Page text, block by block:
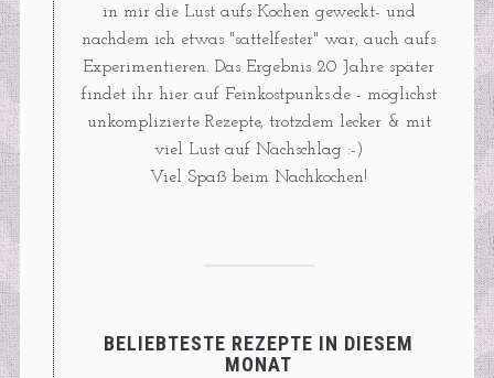
in mir die Lust aufs Kochen geweckt- und
nachdem ich etwas "sattelfester" war, auch aufs
Experimentieren. Das Ergebnis 20 Jahre später
findet ihr hier auf Feinkostpunks.de - möglichst
unkomplizierte Rezepte, trotzdem lecker & mit
viel Lust auf Nachschlag :-)
Viel Spaß beim Nachkochen!
BELIEBTESTE REZEPTE IN DIESEM
MONAT